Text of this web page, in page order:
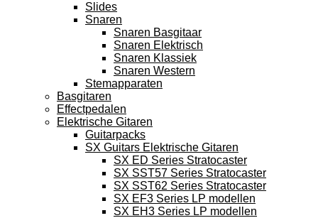
Slides
Snaren
Snaren Basgitaar
Snaren Elektrisch
Snaren Klassiek
Snaren Western
Stemapparaten
Basgitaren
Effectpedalen
Elektrische Gitaren
Guitarpacks
SX Guitars Elektrische Gitaren
SX ED Series Stratocaster
SX SST57 Series Stratocaster
SX SST62 Series Stratocaster
SX EF3 Series LP modellen
SX EH3 Series LP modellen